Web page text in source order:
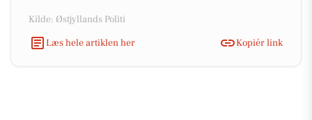
Kilde: Østjyllands Politi
Læs hele artiklen her
Kopiér link